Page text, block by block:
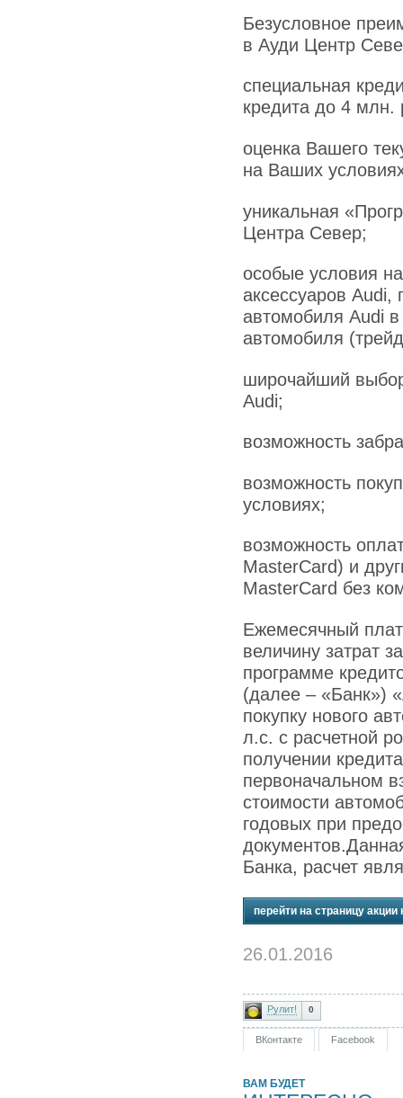
Безусловное
в Ауди Центр
специальная
кредита до 4 млн.
оценка Вашего
на Ваших
уникальная
Центра Север;
особые условия
аксессуаров Audi,
автомобиля Audi в
автомобиля
широчайший
Audi;
возможность
возможность
условиях;
возможность
MasterCard) и
MasterCard без
Ежемесячный
величину затрат
программе
(далее – «Банк»)
покупку нового
л.с. с расчетной
получении
первоначальном
стоимости
годовых при
Банка, расчет
перейти на страницу акции
26.01.2016
Рулит! 0
ВКонтакте Facebook
ВАМ БУДЕТ